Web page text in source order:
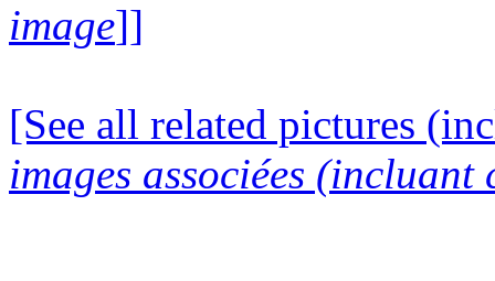
image]]
[See all related pictures
images associées (incluant